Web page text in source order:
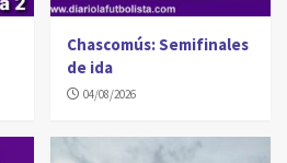
Chascomús: Semifinales
de ida
04/08/2026